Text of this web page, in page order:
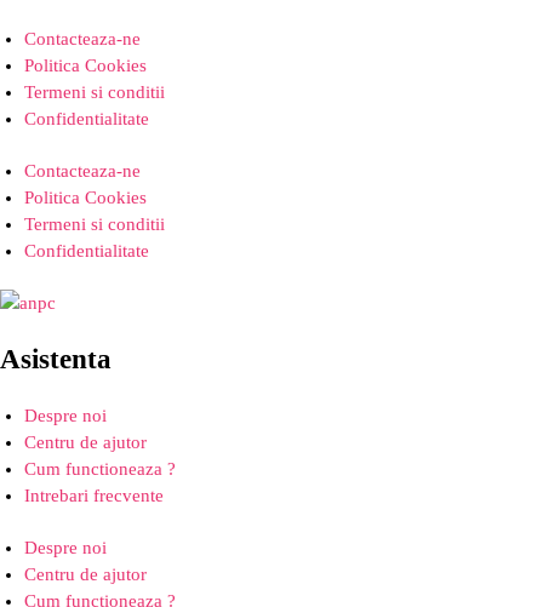
Contacteaza-ne
Politica Cookies
Termeni si conditii
Confidentialitate
Contacteaza-ne
Politica Cookies
Termeni si conditii
Confidentialitate
Asistenta
Despre noi
Centru de ajutor
Cum functioneaza ?
Intrebari frecvente
Despre noi
Centru de ajutor
Cum functioneaza ?